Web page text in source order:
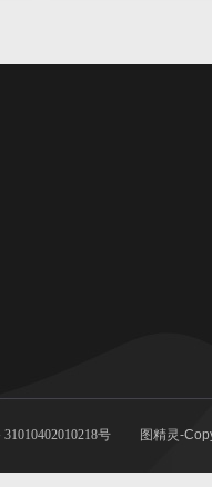
号 图精灵-